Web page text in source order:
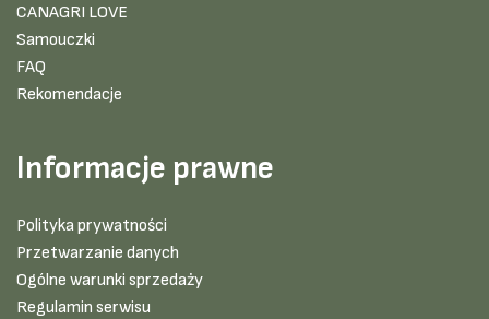
CANAGRI LOVE
Samouczki
FAQ
Rekomendacje
Informacje prawne
Polityka prywatności
Przetwarzanie danych
Ogólne warunki sprzedaży
Regulamin serwisu